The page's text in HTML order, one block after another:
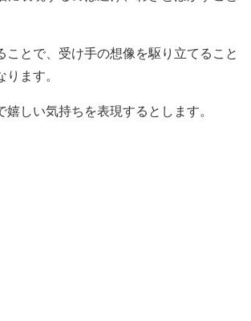
ことで、受け手の想像を駆り立てること
ます。
嬉しい気持ちを表現するとします。